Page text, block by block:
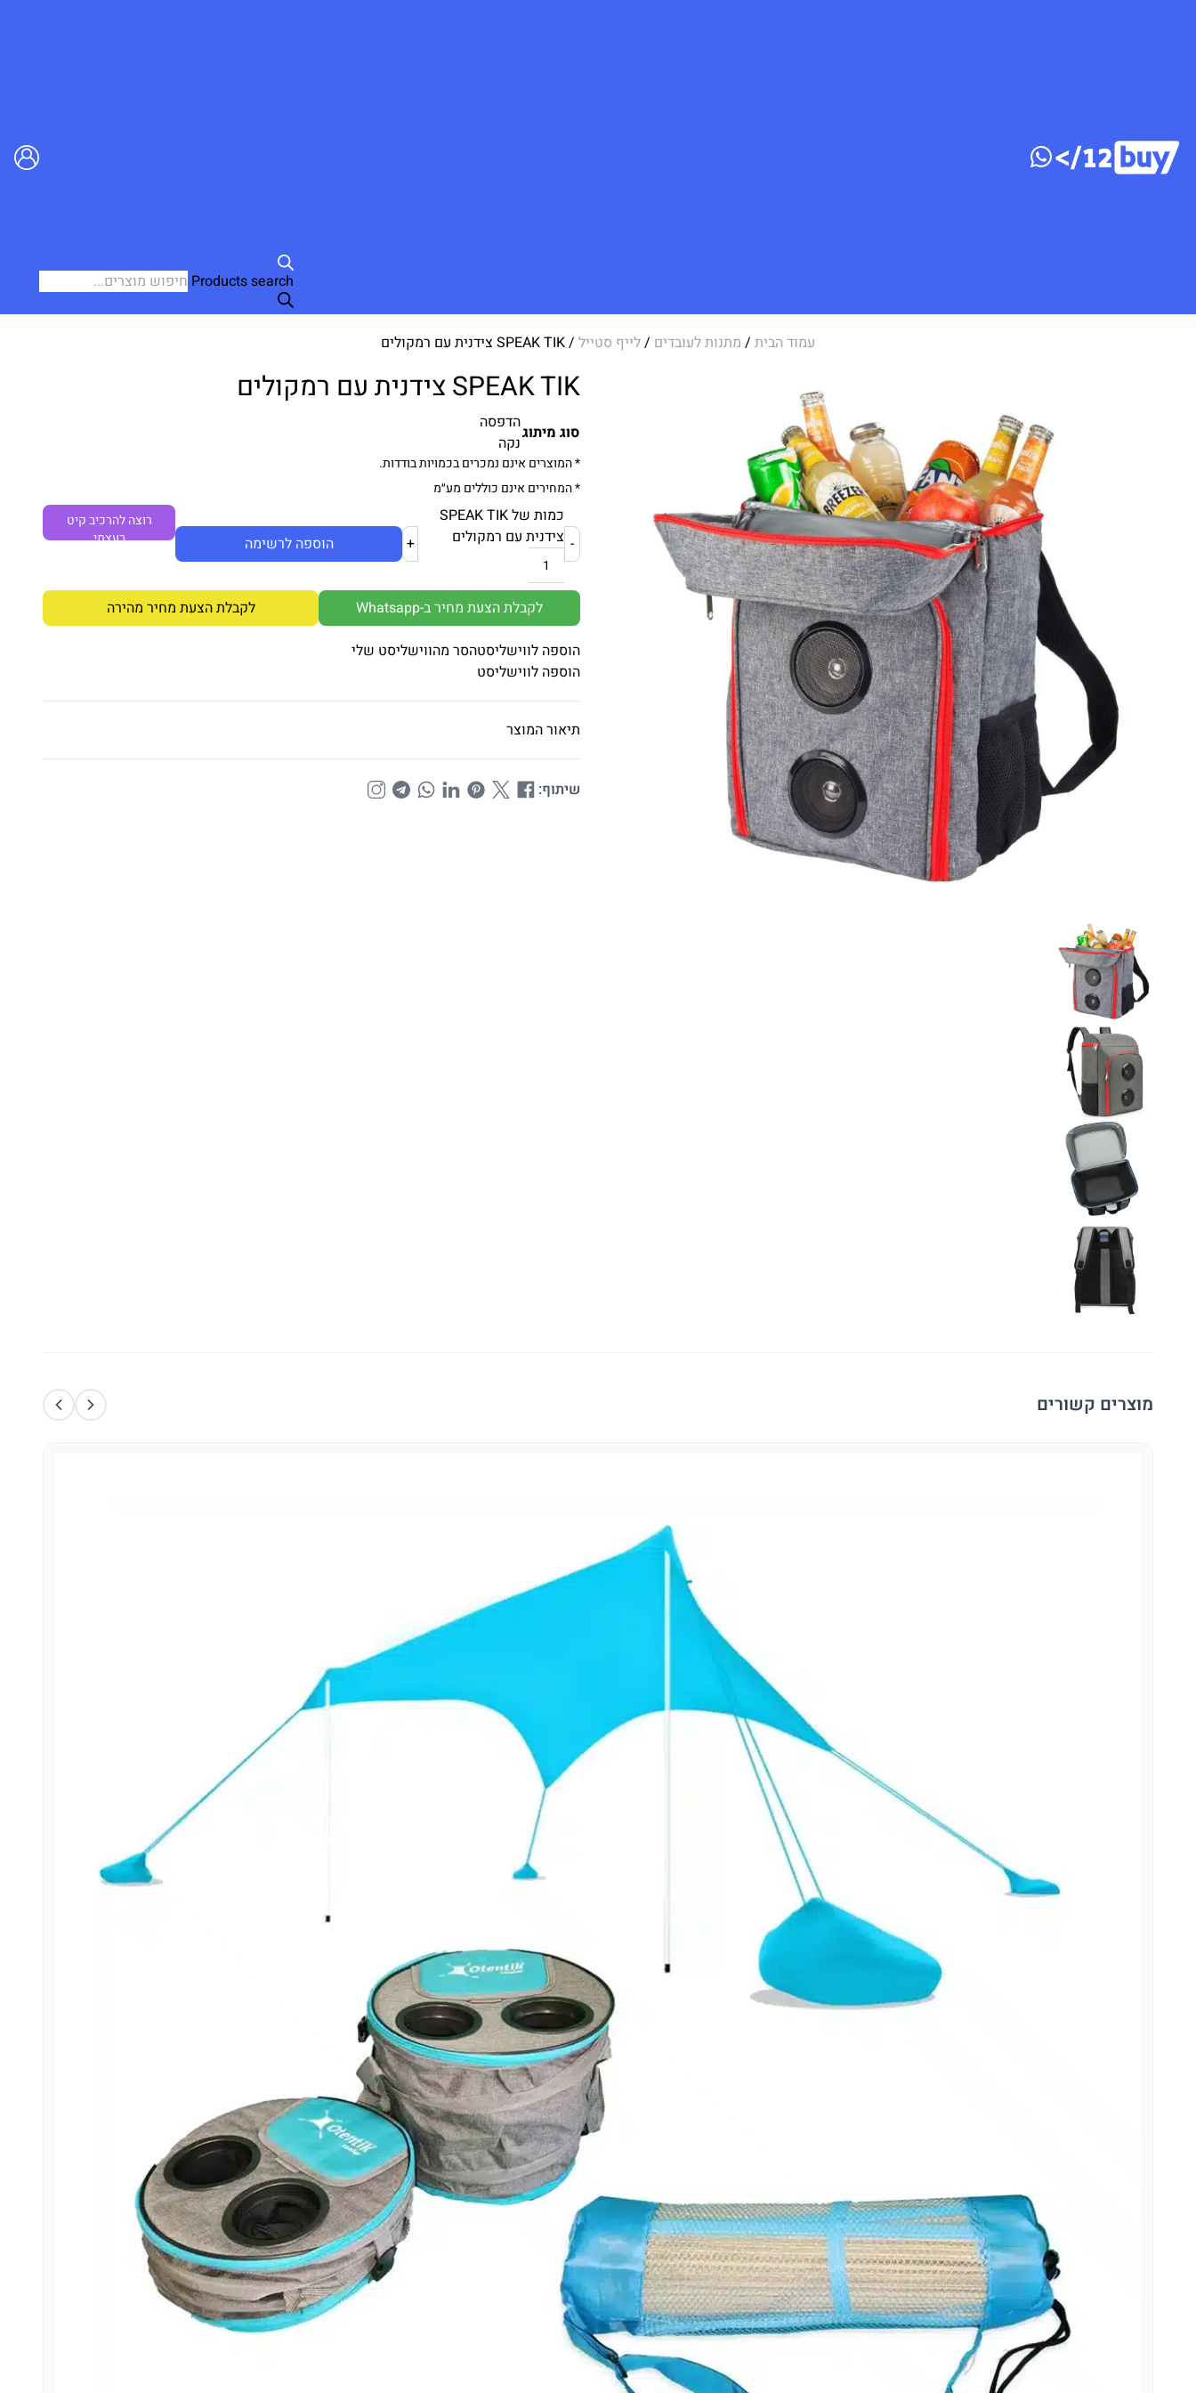
Products search
עמוד הבית / מתנות לעובדים /לייף סטייל / SPEAK TIK צידנית עם רמקולים
SPEAK TIK צידנית עם רמקולים
סוג מיתוגהדפסה
נקה
* המוצרים אינם נמכרים בכמויות בודדות.
* המחירים אינם כוללים מע״מ
-
כמות של SPEAK TIK
צידנית עם רמקולים
+ הוספה לרשימה
רוצה להרכיב קיט
בעצמי
לקבלת הצעת מחיר ב-Whatsapp
לקבלת הצעת מחיר מהירה
הוספה לווישליסטהסר מהווישליסט שלי
הוספה לווישליסט
תיאור המוצר
שיתוף:
מוצרים קשורים